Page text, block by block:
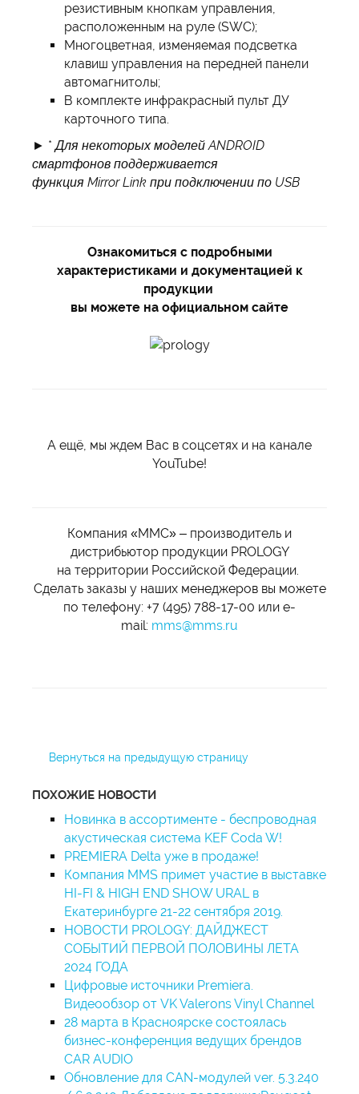
резистивным кнопкам управления,
расположенным на руле (SWC);
Многоцветная, изменяемая подсветка
клавиш управления на передней панели
автомагнитолы;
В комплекте инфракрасный пульт ДУ
карточного типа.
► *Для некоторых моделей ANDROID
смартфонов поддерживается
функция MirrorLink при подключении по USB
Ознакомиться с подробными
характеристиками и документацией к
продукции
вы можете на официальном сайте
А ещё, мы ждем Вас в соцсетях и на канале
YouTube!
Компания «ММС» – производитель и
дистрибьютор продукции PROLOGY
на территории Российской Федерации.
Сделать заказы у наших менеджеров вы можете
по телефону: +7 (495) 788-17-00 или e-
mail: mms@mms.ru
Вернуться на предыдущую страницу
ПОХОЖИЕ НОВОСТИ
Новинка в ассортименте - беспроводная
акустическая система KEF Coda W!
PREMIERA Delta уже в продаже!
Компания MMS примет участие в выставке
HI-FI & HIGH END SHOW URAL в
Екатеринбурге 21-22 сентября 2019.
НОВОСТИ PROLOGY: ДАЙДЖЕСТ
СОБЫТИЙ ПЕРВОЙ ПОЛОВИНЫ ЛЕТА
2024 ГОДА
Цифровые источники Premiera.
Видеообзор от VK Valerons Vinyl Channel
28 марта в Красноярске состоялась
бизнес-конференция ведущих брендов
CAR AUDIO
Обновление для CAN-модулей ver. 5.3.240